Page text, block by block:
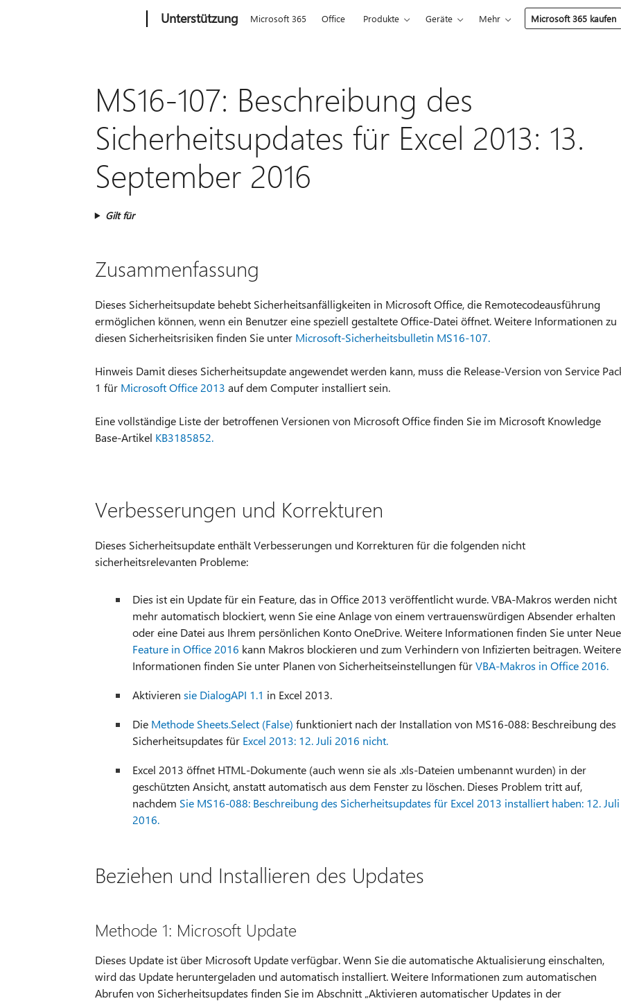
Unterstützung Microsoft 365 Office Produkte Geräte Mehr Microsoft 365 kaufen
MS16-107: Beschreibung des
Sicherheitsupdates für Excel 2013: 13.
September 2016
Gilt für
Zusammenfassung
Dieses Sicherheitsupdate behebt Sicherheitsanfälligkeiten in Microsoft Office, die Remotecodeausführung
ermöglichen können, wenn ein Benutzer eine speziell gestaltete Office-Datei öffnet. Weitere Informationen zu
diesen Sicherheitsrisiken finden Sie unter Microsoft-Sicherheitsbulletin MS16-107.
Hinweis Damit dieses Sicherheitsupdate angewendet werden kann, muss die Release-Version von Service
1 für Microsoft Office 2013 auf dem Computer installiert sein.
Eine vollständige Liste der betroffenen Versionen von Microsoft Office finden Sie im Microsoft Knowledge
Base-Artikel KB3185852.
Verbesserungen und Korrekturen
Dieses Sicherheitsupdate enthält Verbesserungen und Korrekturen für die folgenden nicht
sicherheitsrelevanten Probleme:
Dies ist ein Update für ein Feature, das in Office 2013 veröffentlicht wurde. VBA-Makros werden nicht
mehr automatisch blockiert, wenn Sie eine Anlage von einem vertrauenswürdigen Absender erhalten
oder eine Datei aus Ihrem persönlichen Konto OneDrive. Weitere Informationen finden Sie unter
Feature in Office 2016 kann Makros blockieren und zum Verhindern von Infizierten beitragen. Weitere
Informationen finden Sie unter Planen von Sicherheitseinstellungen fürVBA-Makros in Office 2016.
Aktivieren sie DialogAPI 1.1 in Excel 2013.
Die Methode Sheets.Select (False) funktioniert nach der Installation von MS16-088: Beschreibung des
Sicherheitsupdates für Excel 2013: 12. Juli 2016 nicht.
Excel 2013 öffnet HTML-Dokumente (auch wenn sie als .xls-Dateien umbenannt wurden) in der
geschützten Ansicht, anstatt automatisch aus dem Fenster zu löschen. Dieses Problem tritt auf,
nachdem Sie MS16-088: Beschreibung des Sicherheitsupdates für Excel 2013 installiert haben: 12. Juli
2016.
Beziehen und Installieren des Updates
Methode 1: Microsoft Update
Dieses Update ist über Microsoft Update verfügbar. Wenn Sie die automatische Aktualisierung einschalten,
wird das Update heruntergeladen und automatisch installiert. Weitere Informationen zum automatischen
Abrufen von Sicherheitsupdates finden Sie im Abschnitt „Aktivieren automatischer Updates in der